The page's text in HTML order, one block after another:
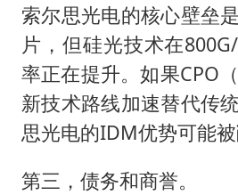
索尔思光电的核心壁垒
片，但硅光技术在
率正在提升。如果CPO
新技术路线加速替代传
思光电的IDM优势可能被
第三，债务和商誉。